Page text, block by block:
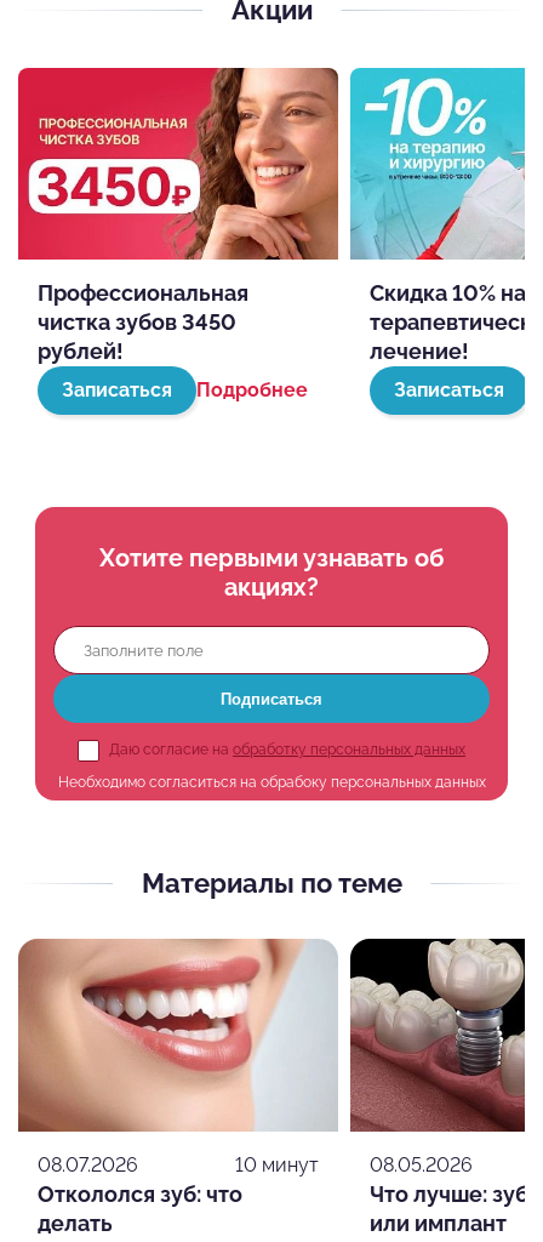
Акции
Профессиональная
чистка зубов 3450
рублей!
Записаться Подробнее
Скидка 10% на
лечение!
Записаться
Хотите первыми узнавать об
акциях?
Подписаться
Даю согласие на обработку персональных данных
Необходимо согласиться на обрабоку персональных данных
Материалы по теме
08.07.2026 10 минут
Откололся зуб: что
делать
08.05.2026
Что лучше:
или имплант